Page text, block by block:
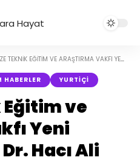
EĞITIM VE ARAŞTIRMA VAKFI YENI BAŞKANI PROF. DR. HACI ALI MANTAR
HABERLER YURTIÇI
Eğitim ve
Yeni
Hacı Ali